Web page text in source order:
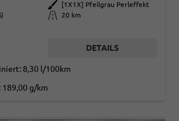
Außenfarbe
[1X1X] Pfeilgrau Perleffekt
Kilometerstand
20 km
DETAILS
8,30 l/100km
189,00 g/km